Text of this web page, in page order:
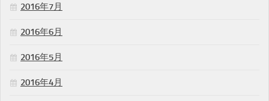
2016年7月
2016年6月
2016年5月
2016年4月